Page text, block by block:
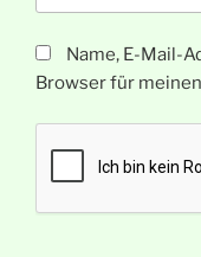
Name, E-Mail-
Browser für